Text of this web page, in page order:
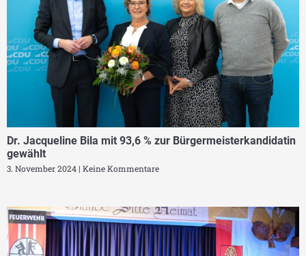
Dr. Jacqueline Bila mit 93,6 % zur Bürgermeisterkandidatin
gewählt
3. November 2024 Keine Kommentare